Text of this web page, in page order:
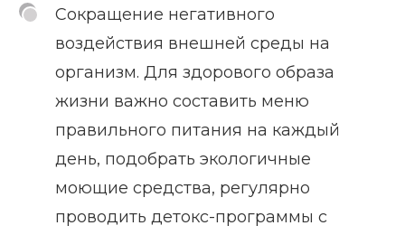
Сокращение негативного
воздействия внешней среды на
организм. Для здорового образа
жизни важно составить меню
правильного питания на каждый
день, подобрать экологичные
моющие средства, регулярно
проводить детокс-программы с